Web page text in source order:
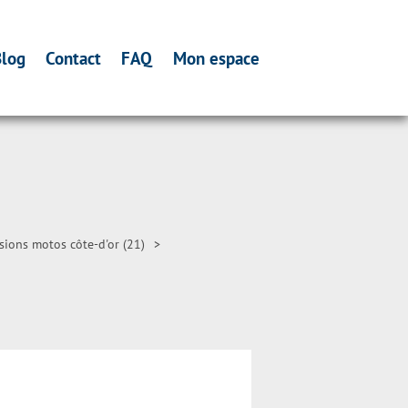
Contact FAQ Mon espace
motos côte-d'or (21) >